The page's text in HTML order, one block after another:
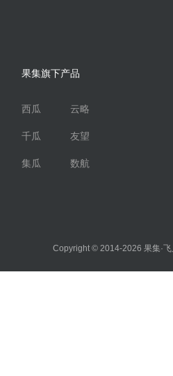
果集旗下产品
西瓜 云略
千瓜 友望
集瓜 数航
Copyright © 2014-2026 果集·